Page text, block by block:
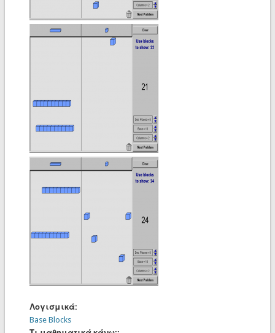
Λογισμικά:
Base Blocks